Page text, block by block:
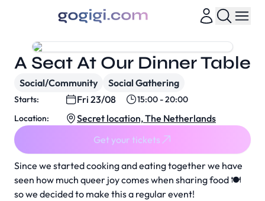
Since we started cooking and eating together we have
seen how much queer joy comes when sharing food 🍽️
so we decided to make this a regular event!
A Seat At Our Dinner Table
Social/Community Social Gathering
Starts: Fri 23/08
15:00 - 20:00
Location:
Secret location, The Netherlands
Get your tickets